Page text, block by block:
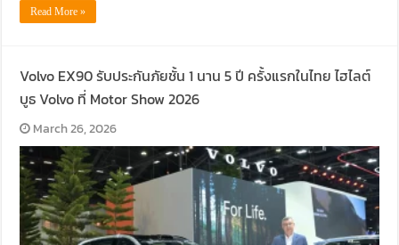
Read More »
Volvo EX90 รับประกันภัยชั้น 1 นาน 5 ปี ครั้งแรกในไทย ไฮไลต์
บูธ Volvo ที่ Motor Show 2026
March 26, 2026